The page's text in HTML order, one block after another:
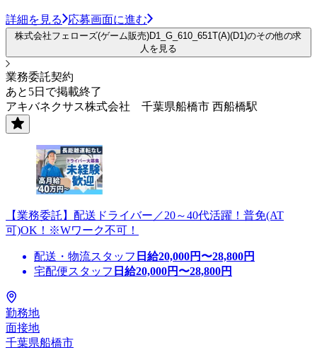
詳細を見る 応募画面に進む
株式会社フェローズ(ゲーム販売)D1_G_610_651T(A)(D1)のその他の求
人を見る
業務委託契約
あと5日で掲載終了
アキバネクサス株式会社 千葉県船橋市 西船橋駅
【業務委託】配送ドライバー／20～40代活躍！普免(AT
可)OK！※Wワーク不可！
配送・物流スタッフ 日給20,000円〜28,800円
宅配便スタッフ 日給20,000円〜28,800円
勤務地
面接地
千葉県船橋市